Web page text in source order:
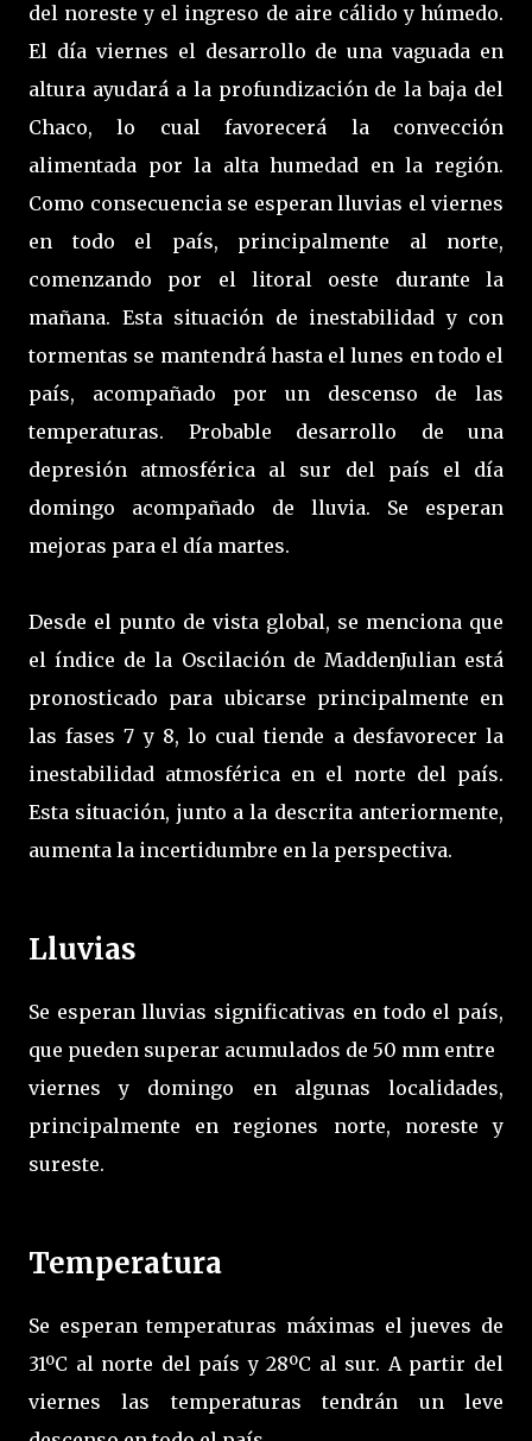
del noreste y el ingreso de aire cálido y húmedo.
El día viernes el desarrollo de una vaguada en
altura ayudará a la profundización de la baja del
Chaco, lo cual favorecerá la convección
alimentada por la alta humedad en la región.
Como consecuencia se esperan lluvias el viernes
en todo el país, principalmente al norte,
comenzando por el litoral oeste durante la
mañana. Esta situación de inestabilidad y con
tormentas se mantendrá hasta el lunes en todo el
país, acompañado por un descenso de las
temperaturas. Probable desarrollo de una
depresión atmosférica al sur del país el día
domingo acompañado de lluvia. Se esperan
mejoras para el día martes.
Desde el punto de vista global, se menciona que
el índice de la Oscilación de MaddenJulian está
pronosticado para ubicarse principalmente en
las fases 7 y 8, lo cual tiende a desfavorecer la
inestabilidad atmosférica en el norte del país.
Esta situación, junto a la descrita anteriormente,
aumenta la incertidumbre en la perspectiva.
Lluvias
Se esperan lluvias significativas en todo el país,
que pueden superar acumulados de 50 mm entre
viernes y domingo en algunas localidades,
principalmente en regiones norte, noreste y
sureste.
Temperatura
Se esperan temperaturas máximas el jueves de
31ºC al norte del país y 28ºC al sur. A partir del
viernes las temperaturas tendrán un leve